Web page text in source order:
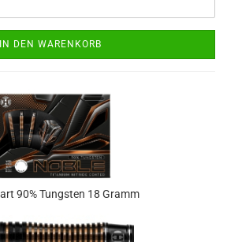
IN DEN WARENKORB
90% Tungs­ten 18 Gramm